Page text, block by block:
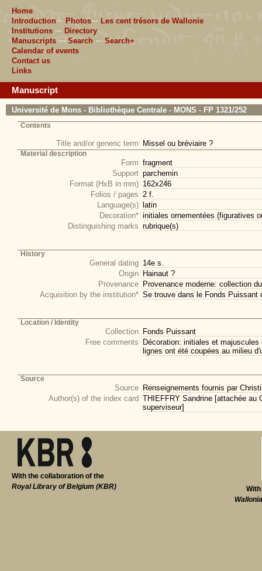
Home
Introduction··· Photos··· Les cent trésors de Wallonie
Institutions ··· Directory
Manuscripts ··· Search ··· Search+
Calendar of events
Contact us
Links
Manuscript
Université de Mons - Bibliothèque Centrale - MONS - FP 1321/252
Contents
Title and/or generic term Missel ou bréviaire ?
Material description
Form fragment
Support parchemin
Format (HxB in mm) 162x246
Folios / pages 2 f.
Language(s)
latin
Decoration* initiales ornementées (figuratives
Distinguishing marks rubrique(s)
History
General dating 14e s.
Origin Hainaut ?
Provenance Provenance moderne: collection
Acquisition by the institution* Se trouve dans le Fonds Puissant
Location / Identity
Collection Fonds Puissant
Free comments
Décoration: initiales et
lignes ont été coupées au milieu
Source
Source Renseignements fournis par
Author(s) of the index card THIEFFRY Sandrine [attachée au
superviseur]
With the collaboration of the
Royal Library of Belgium (KBR)